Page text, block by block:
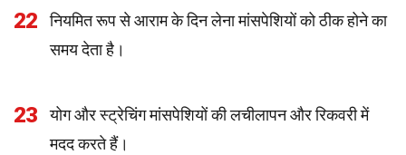
22
नियमित रूप से आराम के दिन लेना मांसपेशियों को ठीक होने का
समय देता है।
23
योग और स्ट्रेचिंग मांसपेशियों की लचीलापन और रिकवरी में
मदद करते हैं।